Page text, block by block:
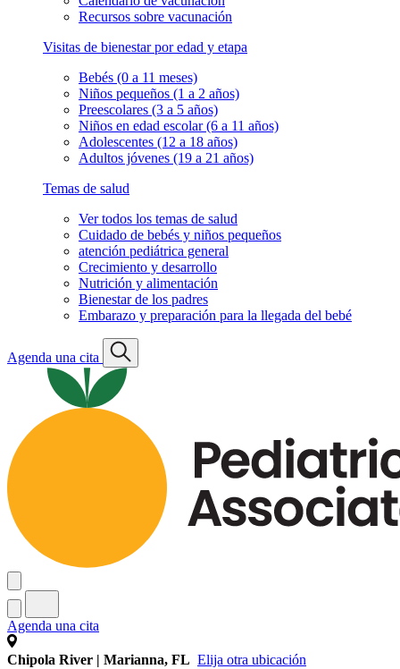
Recursos sobre vacunación
Visitas de bienestar por edad y etapa
Bebés (0 a 11 meses)
Niños pequeños (1 a 2 años)
Preescolares (3 a 5 años)
Niños en edad escolar (6 a 11 años)
Adolescentes (12 a 18 años)
Adultos jóvenes (19 a 21 años)
Temas de salud
Ver todos los temas de salud
Cuidado de bebés y niños pequeños
atención pediátrica general
Crecimiento y desarrollo
Nutrición y alimentación
Bienestar de los padres
Embarazo y preparación para la llegada del bebé
Agenda una cita
Agenda una cita
Chipola River | Marianna, FL Elija otra ubicación